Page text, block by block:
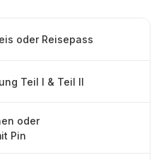
oder Reisepass
Teil I & Teil II
oder
Pin